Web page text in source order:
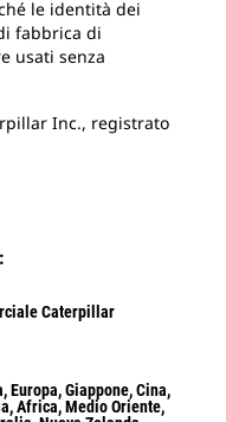
le identità dei
fabbrica di
usati senza
Inc., registrato
Caterpillar
Europa, Giappone, Cina,
Africa, Medio Oriente,